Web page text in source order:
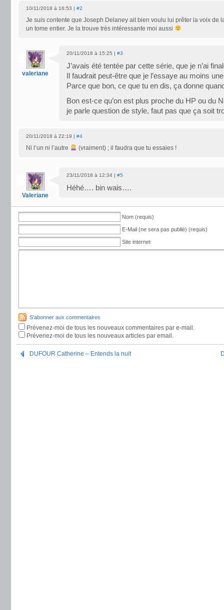
10/11/2018 à 16:53 | #2
Je suis contente que Joseph Delaney ait bien voulu lui prêter la voix de
un tome entier. Je la trouve très intéressante moi aussi
valeriane
20/11/2018 à 15:25 | #3
J’avais été tentée par cette série, que je n’ai
Il faudrait peut-être que je l’essaye au moins
Parce que bon, ce que tu en dis, ça donne
Bon est-ce qu’on est plus proche du HP ou du
je parle question de style, faut pas que ça soit
20/11/2018 à 22:19 | #4
Ni l’un ni l’autre (vraiment) ; il faudra que tu essaies !
Valeriane
23/11/2018 à 12:34 | #5
Héhé…. bin wais….
Nom (requis)
E-Mail (ne sera pas publié) (requis)
Site internet
S'abonner aux commentaires
Prévenez-moi de tous les nouveaux commentaires par e-mail.
Prévenez-moi de tous les nouveaux articles par email.
DUFOUR Catherine – Entends la nuit